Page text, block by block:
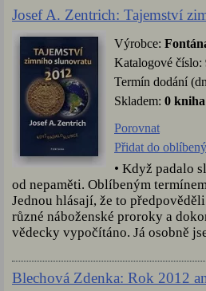
Josef A. Zentrich: Tajemství
Výrobce:
Katalogové číslo:
Termín dodání
Skladem: 0 kniha
Porovnat
Přidat do
• Když padalo
od nepaměti. Oblíbeným
Jednou hlásají, že to
různé náboženské proroky a
vědecky vypočítáno. Já osobně
Blechová Zdenka: Rok 2012